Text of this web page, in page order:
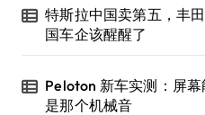
特斯拉中国卖第五，丰
国车企该醒醒了
Peloton 新车实测：屏
是那个机械音